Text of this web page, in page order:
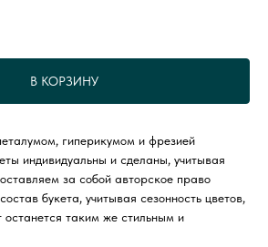
В КОРЗИНУ
гиперикумом и фрезией
индивидуальны и сделаны, учитывая
за собой авторское право
букета, учитывая сезонность цветов,
останется таким же стильным и